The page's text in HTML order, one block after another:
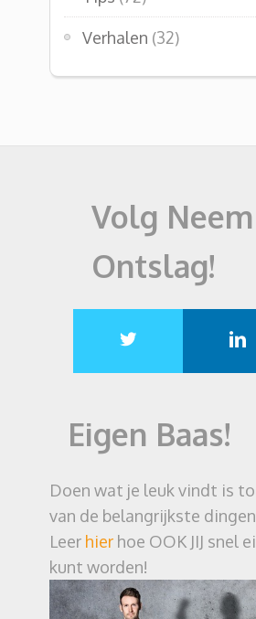
Verhalen (32)
Volg Neem
Ontslag!
Eigen Baas!
Doen wat je leuk vindt is
van de belangrijkste
Leer hier hoe OOK JIJ snel
kunt worden!